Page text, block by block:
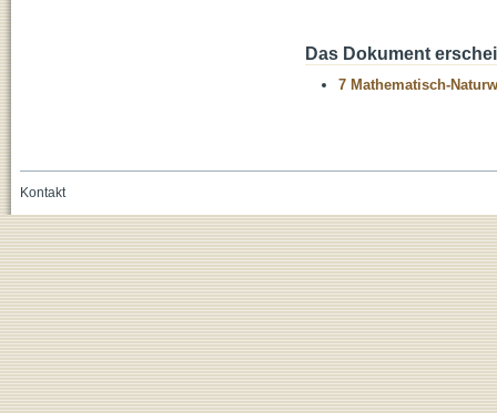
Das Dokument
7 Mathematisch-
Kontakt